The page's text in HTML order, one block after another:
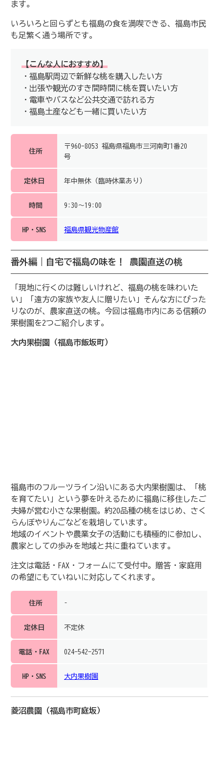
ます。
いろいろと回らずとも福島の食を満喫できる、福島市民
も足繁く通う場所です。
【こんな人におすすめ】
・福島駅周辺で新鮮な桃を購入したい方
・出張や観光のすき間時間に桃を買いたい方
・電車やバスなど公共交通で訪れる方
・福島土産なども一緒に買いたい方
住所
〒960-8053 福島県福島市三河南町1番20
号
定休日 年中無休（臨時休業あり）
時間 9:30～19:00
HP・SNS 福島県観光物産館
番外編｜自宅で福島の味を！ 農園直送の桃
「現地に行くのは難しいけれど、福島の桃を味わいた
い」「遠方の家族や友人に贈りたい」そんな方にぴった
りなのが、農家直送の桃。今回は福島市内にある信頼の
果樹園を2つご紹介します。
大内果樹園（福島市飯坂町）
福島市のフルーツライン沿いにある大内果樹園は、「桃
を育てたい」という夢を叶えるために福島に移住したご
夫婦が営む小さな果樹園。約20品種の桃をはじめ、さく
らんぼやりんごなどを栽培しています。
地域のイベントや農業女子の活動にも積極的に参加し、
農家としての歩みを地域と共に重ねています。
注文は電話・FAX・フォームにて受付中。贈答・家庭用
の希望にもていねいに対応してくれます。
住所 –
定休日 不定休
電話・FAX 024-542-2571
HP・SNS 大内果樹園
菱沼農園（福島市町庭坂）